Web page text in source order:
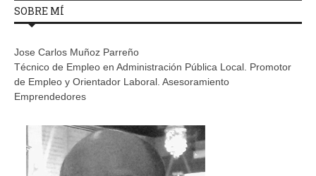
SOBRE MÍ
Jose Carlos Muñoz Parreño
Técnico de Empleo en Administración Pública Local. Promotor
de Empleo y Orientador Laboral. Asesoramiento
Emprendedores